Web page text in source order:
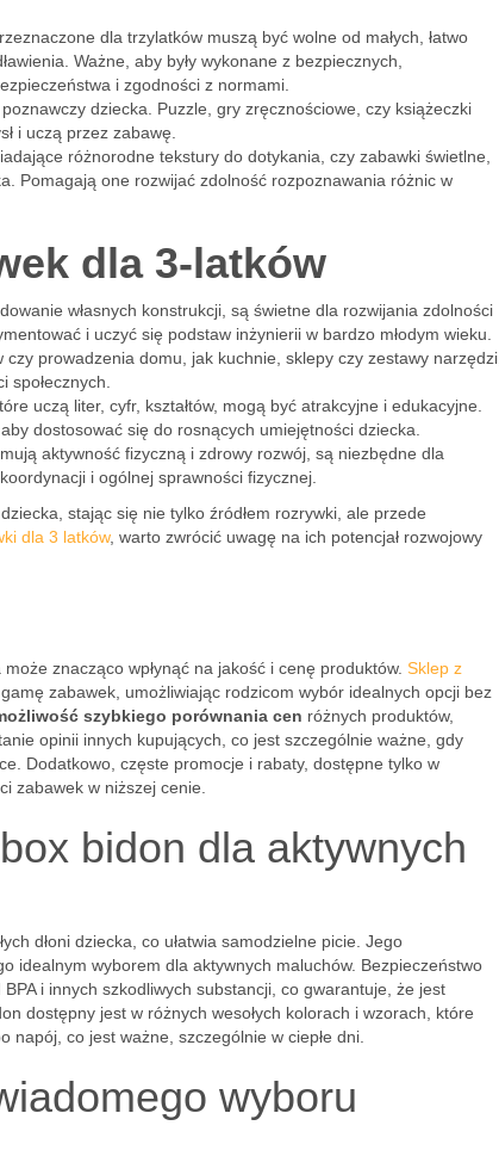
dla trzylatków muszą być wolne od małych, łatwo
Ważne, aby były wykonane z bezpiecznych,
i zgodności z normami.
dziecka. Puzzle, gry zręcznościowe, czy książeczki
i uczą przez zabawę.
różnorodne tekstury do dotykania, czy zabawki świetlne,
Pomagają one rozwijać zdolność rozpoznawania różnic w
dla 3-latków
własnych konstrukcji, są świetne dla rozwijania zdolności
i uczyć się podstaw inżynierii w bardzo młodym wieku.
prowadzenia domu, jak kuchnie, sklepy czy zestawy narzędzi,
uczą liter, cyfr, kształtów, mogą być atrakcyjne i edukacyjne.
dostosować się do rosnących umiejętności dziecka.
aktywność fizyczną i zdrowy rozwój, są niezbędne dla
i ogólnej sprawności fizycznej.
stając się nie tylko źródłem rozrywki, ale przede
dla 3 latków, warto zwrócić uwagę na ich potencjał rozwojowy
znacząco wpłynąć na jakość i cenę produktów. Sklep z
gamę zabawek, umożliwiając rodzicom wybór idealnych opcji bez
szybkiego porównania cen różnych produktów,
opinii innych kupujących, co jest szczególnie ważne, gdy
Dodatkowo, częste promocje i rabaty, dostępne tylko w
zabawek w niższej cenie.
bidon dla aktywnych
dłoni dziecka, co ułatwia samodzielne picie. Jego
idealnym wyborem dla aktywnych maluchów. Bezpieczeństwo
i innych szkodliwych substancji, co gwarantuje, że jest
dostępny jest w różnych wesołych kolorach i wzorach, które
co jest ważne, szczególnie w ciepłe dni.
wyboru